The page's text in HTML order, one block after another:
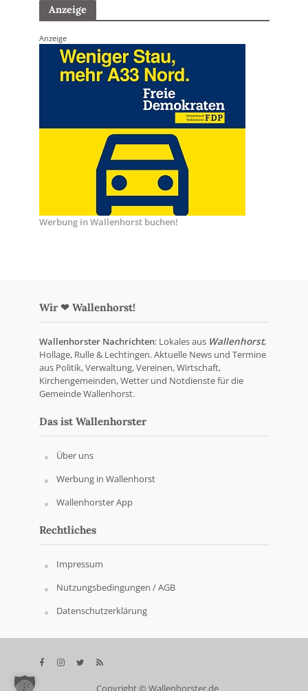
Anzeige
Anzeige
Werbung in Wallenhorst buchen!
Wir ❤ Wallenhorst!
Wallenhorster Nachrichten: Lokales aus Wallenhorst,
Hollage, Rulle & Lechtingen. Aktuelle News und Termine
aus Politik, Verwaltung, Vereinen, Wirtschaft,
Kirchengemeinden, Wetter und Notdienste für die
Gemeinde Wallenhorst.
Das ist Wallenhorster
Über uns
Werbung in Wallenhorst
Wallenhorster App
Rechtliches
Impressum
Nutzungsbedingungen / AGB
Datenschutzerklärung
Copyright © Wallenhorster.de